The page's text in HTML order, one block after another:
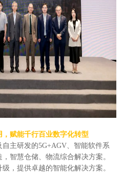
赋能千行百业数字化转型
主研发的5G+AGV、智能软件系
智慧仓储、物流综合解决方案。
，提供卓越的智能化解决方案。